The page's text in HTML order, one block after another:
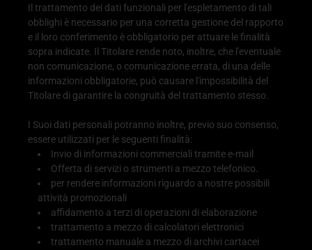
Il trattamento dei dati funzionali per l'espletamento di tali
obblighi è necessario per una corretta gestione del rapporto
e il loro conferimento è obbligatorio per attuare le finalità
sopra indicate. Il Titolare rende noto, inoltre, che l'eventuale
non comunicazione, o comunicazione errata, di una delle
informazioni obbligatorie, può causare l'impossibilità del
Titolare di garantire la congruità del trattamento stesso.
I Suoi dati personali potranno inoltre, previo suo consenso,
essere utilizzati per le seguenti finalità:
Invio di informazioni commerciali tramite e-mail
Offerta di servizi o strumenti a mezzo telefonico.
per rendere informazioni riguardo a nostre possibili
attività promozionali
affidamento a terzi di operazioni di elaborazione
trattamento a mezzo di calcolatori elettronici
trattamento manuale a mezzo di archivi cartacei